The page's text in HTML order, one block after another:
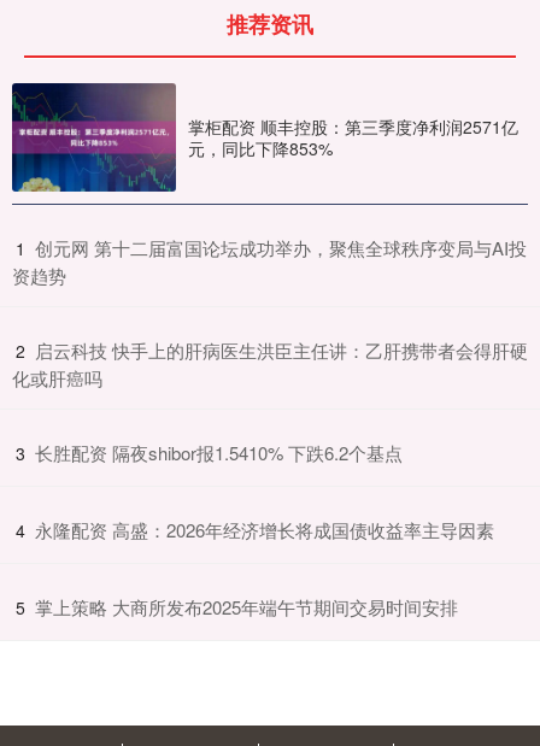
推荐资讯
掌柜配资 顺丰控股：第三季度净利润2571亿
元，同比下降853%
1 ​创元网 第十二届富国论坛成功举办，聚焦全球秩序变局与AI投
资趋势
2 ​启云科技 快手上的肝病医生洪臣主任讲：乙肝携带者会得肝硬
化或肝癌吗
3 ​长胜配资 隔夜shibor报1.5410% 下跌6.2个基点
4 ​永隆配资 高盛：2026年经济增长将成国债收益率主导因素
5 ​掌上策略 大商所发布2025年端午节期间交易时间安排